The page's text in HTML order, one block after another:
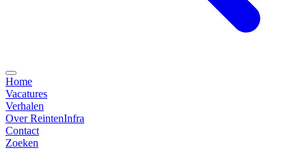
Home
Vacatures
Verhalen
Over ReintenInfra
Contact
Zoeken